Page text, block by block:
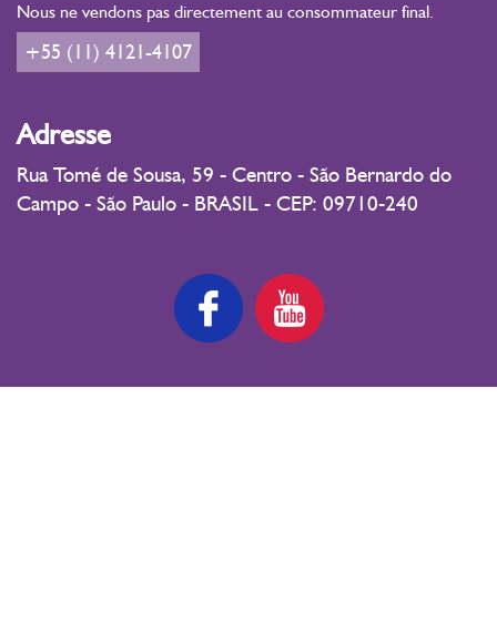
Nous ne vendons pas directement au consommateur final.
+55 (11) 4121-4107
Adresse
Rua Tomé de Sousa, 59 - Centro - São Bernardo do
Campo - São Paulo - BRASIL - CEP: 09710-240